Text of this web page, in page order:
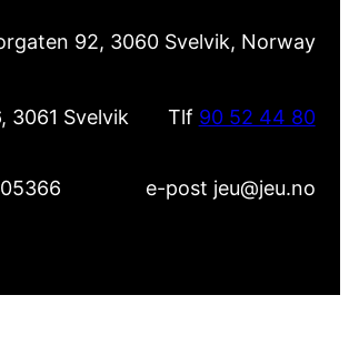
92, 3060 Svelvik, Norway
3061 Svelvik Tlf 90 52 44 80
e-post jeu@jeu.no